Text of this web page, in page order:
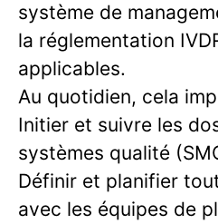
système de
la réglementation
applicables.
Au quotidien, cela
Initier et suivre les
systèmes qualité
Définir et planifier
avec les équipes de